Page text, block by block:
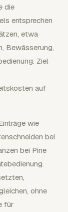
die
entsprechen
etwa
Bewässerung,
Ziel
auf
wie
bei
bei Pine
ohne
für